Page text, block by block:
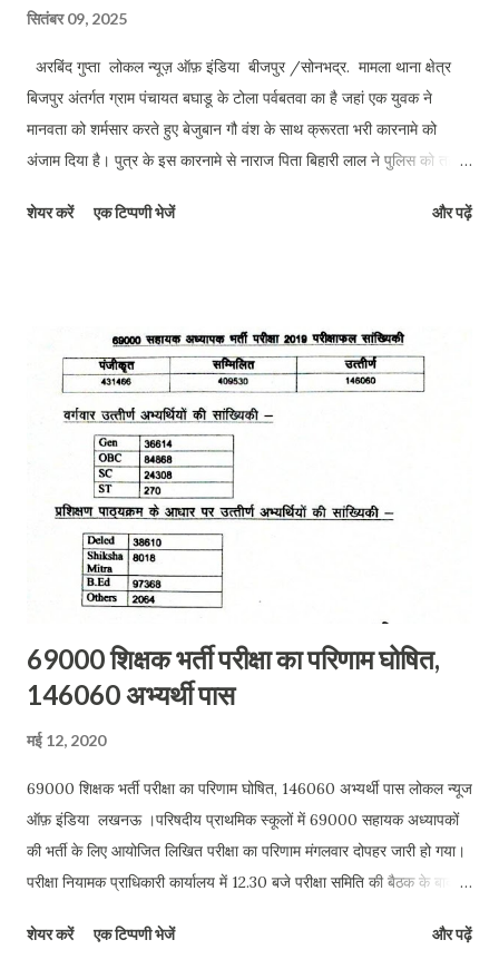
सितंबर 09, 2025
अरबिंद गुप्ता लोकल न्यूज़ ऑफ़ इंडिया बीजपुर /सोनभद्र. मामला थाना क्षेत्र
बिजपुर अंतर्गत ग्राम पंचायत बघाडू के टोला पर्वबतवा का है जहां एक युवक ने
मानवता को शर्मसार करते हुए बेजुबान गौ वंश के साथ क्रूरता भरी कारनामे को
अंजाम दिया है। पुत्र के इस कारनामे से नाराज पिता बिहारी लाल ने पुलिस को तहरीर
पकड़ कर घर लाया और धारदार हथियार से काट कर शव को ठिकाने लगा दिया।
चक्कर काट रहा था कि अचानक पुलिस की नजर पड़ गई और सक्रिय पुलिस के
जवानों ने बगैर देर किए युवक को धर दबोचा और पूछताछ किया तो उसने अपना जुर्म
स्वीकार किया और बछिया की हत्या में उपयोग किए गए विभिन्न वस्तुओं को भी छिपा
कर रखा था अभियुक्त की निशानदेही पर धारदार हथियार जैसे कुल्हाड़ी और नरकुल
की रस्सी भी बरामद कर ली गयी। पुलिस ने...
शेयर करें एक टिप्पणी भेजें और पढ़ें
69000 शिक्षक भर्ती परीक्षा का परिणाम घोषित,
146060 अभ्यर्थी पास
मई 12, 2020
69000 शिक्षक भर्ती परीक्षा का परिणाम घोषित, 146060 अभ्यर्थी पास लोकल न्यूज
ऑफ़ इंडिया लखनऊ ।परिषदीय प्राथमिक स्कूलों में 69000 सहायक अध्यापकों
की भर्ती के लिए आयोजित लिखित परीक्षा का परिणाम मंगलवार दोपहर जारी हो गया।
परीक्षा नियामक प्राधिकारी कार्यालय में 12.30 बजे परीक्षा समिति की बैठक के बाद
साहित्य के तीन प्रश्नों पर प्रत्येक प्रश्न के लिए एक-एक (यानि कुल तीन-तीन)
शेयर करें एक टिप्पणी भेजें और पढ़ें